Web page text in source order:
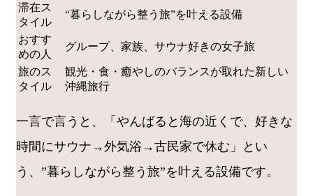
滞在ス
タイル
“暮らしながら整う旅”を叶える設備
おすす
めの人
グループ、家族、サウナ好きの女子旅
旅のス
タイル
観光・食・癒やしのバランスが取れた新しい
沖縄旅行
一言で言うと、「やんばると海の近くで、好きな
時間にサウナ→外気浴→古民家で休む」とい
う、”暮らしながら整う旅”を叶える設備です。